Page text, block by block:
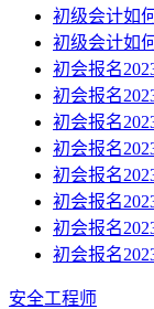
初级会计如
初级会计如
初会报名
初会报名
初会报名
初会报名
初会报名
初会报名
初会报名
初会报名
安全工程师